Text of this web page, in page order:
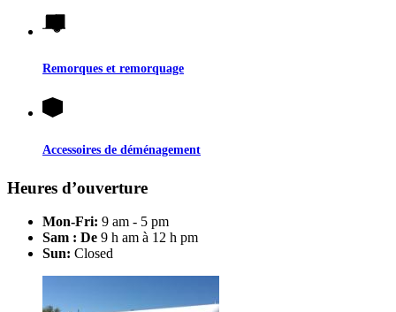
Remorques et remorquage
Accessoires de déménagement
Heures d’ouverture
Mon-Fri: 9 am - 5 pm
Sam : De 9 h am à 12 h pm
Sun: Closed